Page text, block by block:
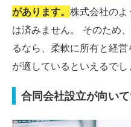
があります。 株式会社の
は済みません。 そのため
るなら、柔軟に所有と経
が適しているといえるでし
合同会社設立が向い